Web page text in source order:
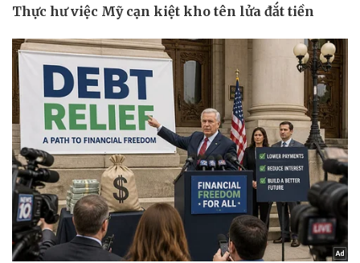
Doanh nghiệp
Thông tin doanh nghiệp
Doanh nghiệp 24h
Doanh nhân
Vì cộng đồng
Công nghệ
Sành điệu
Tin Công nghệ
Trải nghiệm
Chuyển đổi số